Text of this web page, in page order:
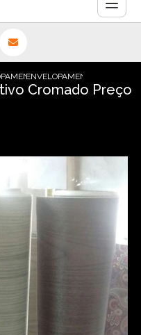
AUTOMOTIVO
ENVELOPAMENTO
Cromado Preço